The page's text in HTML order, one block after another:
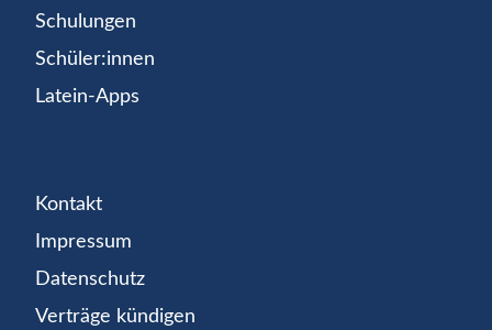
Schulungen
Schüler:innen
Latein-Apps
Kontakt
Impressum
Datenschutz
Verträge kündigen